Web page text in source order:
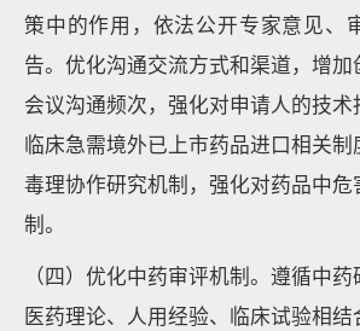
策中的作用，依法公开专家意见、
告。优化沟通交流方式和渠道，增
会议沟通频次，强化对申请人的技
临床急需境外已上市药品进口相关
毒理协作研究机制，强化对药品中
制。
（四）优化中药审评机制。遵循中
医药理论、人用经验、临床试验相